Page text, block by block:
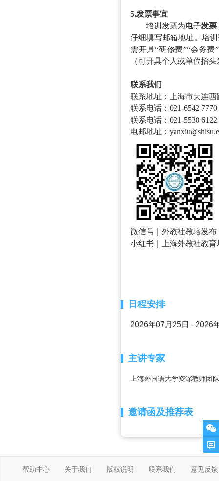
5.发票事宜
培训发票为电子发票
仔细填写邮箱地址。培
需开具“研修费”“会务
（可开具个人或单位抬
联系我们
联系地址：上海市大连西
联系电话： 021-6542 7770
联系电话： 021-5538 6122
电邮地址：
微信号｜外教社教培发布
小红书｜上海外教社教育
日程安排
2026年07月25日 - 2026
主讲专家
上海外国语大学资深教师团队
邀请函及推荐表
帮助中心 关于我们 版权说明 联系我们 意见反馈